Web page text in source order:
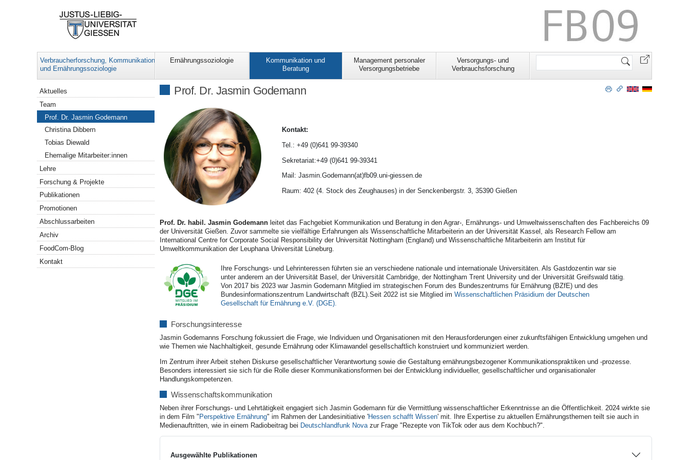
Verbraucherforschung, Kommunikation
und Ernährungssoziologie
Ernährungssoziologie
Kommunikation und
Beratung
Management personaler
Versorgungsbetriebe
Versorgungs- und
Verbrauchsforschung
Website
Prof. Dr. Jasmin Godemann
Kontakt:
Tel.: +49 (0)641 99-39340
Sekretariat:+49 (0)641 99-39341
Mail: Jasmin.Godemann(at)fb09.uni-giessen.de
Raum: 402 (4. Stock des Zeughauses) in der Senckenbergstr. 3, 35390 Gießen
Prof. Dr. habil. Jasmin Godemann leitet das Fachgebiet Kommunikation und Beratung in den Agrar-, Ernährungs- und Umweltwissenschaften des Fachbereichs 09
der Universität Gießen. Zuvor sammelte sie vielfältige Erfahrungen als Wissenschaftliche Mitarbeiterin an der Universität Kassel, als Research Fellow am
International Centre for Corporate Social Responsibility der Universität Nottingham (England) und Wissenschaftliche Mitarbeiterin am Institut für
Umweltkommunikation der Leuphana Universität Lüneburg.
Ihre Forschungs- und Lehrinteressen führten sie an verschiedene nationale und internationale Universitäten. Als Gastdozentin war sie
unter anderem an der Universität Basel, der Universität Cambridge, der Nottingham Trent University und der Universität Greifswald tätig.
Von 2017 bis 2023 war Jasmin Godemann Mitglied im strategischen Forum des Bundeszentrums für Ernährung (BZfE) und des
Bundesinformationszentrum Landwirtschaft (BZL).Seit 2022 ist sie Mitglied im Wissenschaftlichen Präsidium der Deutschen
Gesellschaft für Ernährung e.V. (DGE).
Forschungsinteresse
Jasmin Godemanns Forschung fokussiert die Frage, wie Individuen und Organisationen mit den Herausforderungen einer zukunftsfähigen Entwicklung umgehen und
wie Themen wie Nachhaltigkeit, gesunde Ernährung oder Klimawandel gesellschaftlich konstruiert und kommuniziert werden.
Im Zentrum ihrer Arbeit stehen Diskurse gesellschaftlicher Verantwortung sowie die Gestaltung ernährungsbezogener Kommunikationspraktiken und -prozesse.
Besonders interessiert sie sich für die Rolle dieser Kommunikationsformen bei der Entwicklung individueller, gesellschaftlicher und organisationaler
Handlungskompetenzen.
Wissenschaftskommunikation
Neben ihrer Forschungs- und Lehrtätigkeit engagiert sich Jasmin Godemann für die Vermittlung wissenschaftlicher Erkenntnisse an die Öffentlichkeit. 2024 wirkte sie
in dem Film "Perspektive Ernährung" im Rahmen der Landesinitiative 'Hessen schafft Wissen' mit. Ihre Expertise zu aktuellen Ernährungsthemen teilt sie auch in
Medienauftritten, wie in einem Radiobeitrag bei Deutschlandfunk Nova zur Frage "Rezepte von TikTok oder aus dem Kochbuch?".
Ausgewählte Publikationen
Navigation
Aktuelles
Team
Prof. Dr. Jasmin Godemann
Christina Dibbern
Tobias Diewald
Ehemalige Mitarbeiter:innen
Lehre
Forschung & Projekte
Publikationen
Promotionen
Abschlussarbeiten
Archiv
FoodCom-Blog
Kontakt